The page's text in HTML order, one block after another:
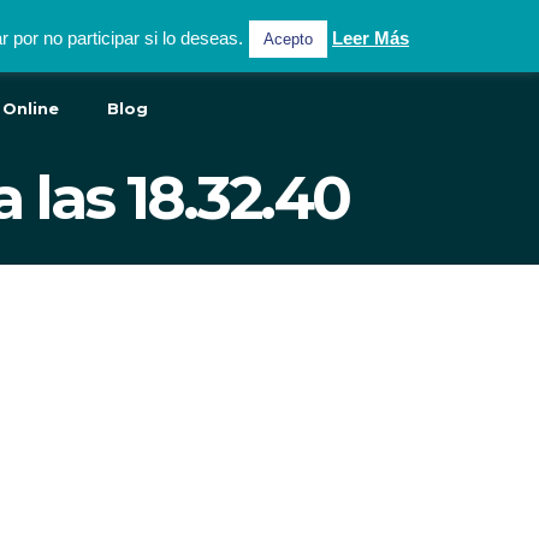
Blog
las 18.32.40
por no participar si lo deseas. Acepto Leer Más